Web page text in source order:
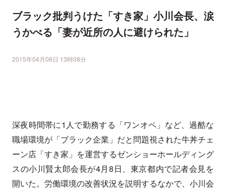
ブラック批判うけた「すき家」小川会長、涙
うかべる「妻が近所の人に避けられた」
2015年04月08日 13時08分
深夜時間帯に1人で勤務する「ワンオペ」など、過酷な
職場環境が「ブラック企業」だと問題視された牛丼チェ
ーン店「すき家」を運営するゼンショーホールディング
スの小川賢太郎会長が4月8日、東京都内で記者会見を
開いた。労働環境の改善状況を説明するなかで、小川会